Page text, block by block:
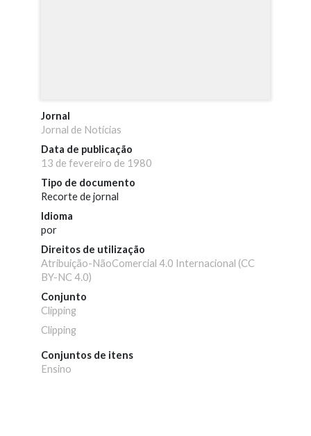
Jornal
Jornal de Notícias
Data de publicação
13 de fevereiro de 1980
Tipo de documento
Recorte de jornal
Idioma
por
Direitos de utilização
Atribuição-NãoComercial 4.0 Internacional (CC
BY-NC 4.0)
Conjunto
Clipping
Clipping
Conjuntos de itens
Ensino